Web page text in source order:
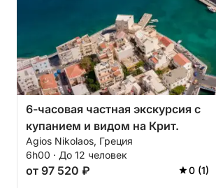
6-часовая частная экскурсия с
купанием и видом на Крит.
Agios Nikolaos, Греция
6h00 · До 12 человек
от 97 520 ₽ 0 (1)